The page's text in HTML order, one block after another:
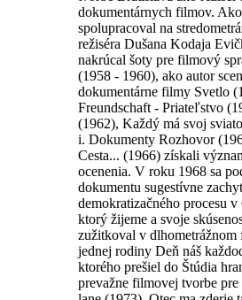
dokumentárnych filmov.
spolupracoval na
režiséra Dušana Kodaja
nakrúcal šoty pre filmový
(1958 - 1960), ako autor
dokumentárne filmy Svetlo
Freundschaft - Priateľstvo
(1962), Každý má svoj
i. Dokumenty Rozhovor
Cesta... (1966) získali
ocenenia. V roku 1968 sa
dokumentu sugestívne
demokratizačného procesu
ktorý žijeme a svoje
zužitkoval v dlhometrážnom
jednej rodiny Deň náš
ktorého prešiel do Štúdia
prevažne filmovej tvorbe pre